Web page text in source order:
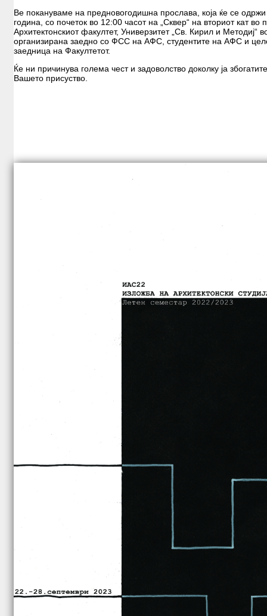
Ве покануваме на предновогодишна прослава, која ќе се
година, со почеток во 12:00 часот на „Сквер“ на вториот кат во
Архитектонскиот факултет, Универзитет „Св. Кирил и Методиј“
организирана заедно со ФСС на АФС, студентите на АФС и
заедница на Факултетот.
Ќе ни причинува голема чест и задоволство доколку ја
Вашето присуство.